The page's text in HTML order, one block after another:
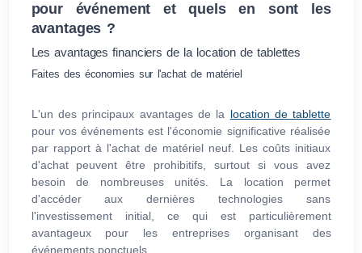
pour événement et quels en sont les
avantages ?
Les avantages financiers de la location de tablettes
Faites des économies sur l'achat de matériel
L'un des principaux avantages de la location de tablette
pour vos événements est l'économie significative réalisée
par rapport à l'achat de matériel neuf. Les coûts initiaux
d'achat peuvent être prohibitifs, surtout si vous avez
besoin de nombreuses unités. La location permet
d'accéder aux dernières technologies sans
l'investissement initial, ce qui est particulièrement
avantageux pour les entreprises organisant des
événements ponctuels.